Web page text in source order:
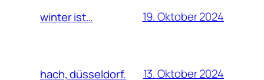
winter ist… 19. Oktober 2024
hach, düsseldorf. 13. Oktober 2024